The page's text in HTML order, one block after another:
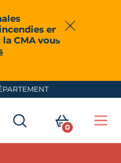
en
la CMA vous
Fermer
RECHERCHER
MON
0